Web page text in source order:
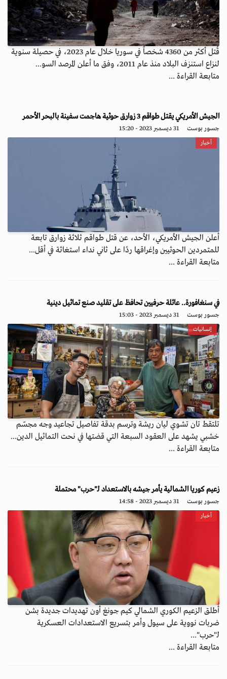
قُتل أكثر من 4360 شخصاً في سوريا خلال عام 2023، في حصيلة سنوية
لنزاع استنزف البلاد منذ عام 2011، وفق ما أعلن المرصد السو...
متابعة القراءة ...
الجيش الأمريكي يقتل طواقم 3 زوارق حوثية هاجمت سفينة بالبحر الأحمر
جسور بوست 31 ديسمبر 2023 - 15:20
أخبار
أعلن الجيش الأمريكي، الأحد، عن قتل طواقم ثلاثة زوارق تابعة
للمتمردين الحوثيين وإغراقها ردًا على ثاني نداء استغاثة في أقل...
متابعة القراءة ...
في سنغافورة.. عائلة حرفيين تحافظ على تقليد صنع تماثيل دينية
جسور بوست 31 ديسمبر 2023 - 15:03
إنسانيات
تلتقط تان تشوي ليان ريشة وترسم بدقة تفاصيل تجاعيد وجه مجسّم
خشبي يشهد على العقود السبعة التي قضتها في نحت التماثيل الدين...
متابعة القراءة ...
زعيم كوريا الشمالية يأمر جيشه بالاستعداد لـ"حرب" محتملة
جسور بوست 31 ديسمبر 2023 - 14:58
أخبار
أطلق الزعيم الكوري الشمالي كيم جونغ أون تهديدات جديدة بشن
ضربات نووية على سيول وأمر بتسريع الاستعدادات العسكرية
لـ"حرب"...
متابعة القراءة ...